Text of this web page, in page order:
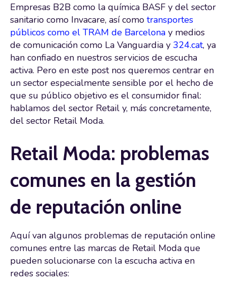
Empresas B2B como la química BASF y del sector
sanitario como Invacare, así como transportes
públicos como el TRAM de Barcelona y medios
de comunicación como La Vanguardia y 324.cat, ya
han confiado en nuestros servicios de escucha
activa. Pero en este post nos queremos centrar en
un sector especialmente sensible por el hecho de
que su público objetivo es el consumidor final:
hablamos del sector Retail y, más concretamente,
del sector Retail Moda.
Retail Moda: problemas
comunes en la gestión
de reputación online
Aquí van algunos problemas de reputación online
comunes entre las marcas de Retail Moda que
pueden solucionarse con la escucha activa en
redes sociales: